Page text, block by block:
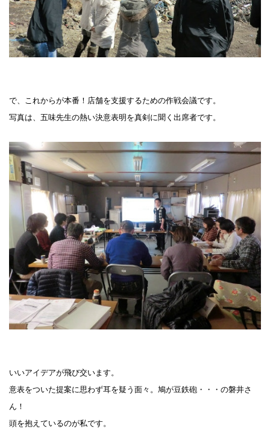
で、これからが本番！店舗を支援するための作戦会議です。
写真は、五味先生の熱い決意表明を真剣に聞く出席者です。
いいアイデアが飛び交います。
意表をついた提案に思わず耳を疑う面々。鳩が豆鉄砲・・・の磐井さ
ん！
頭を抱えているのが私です。